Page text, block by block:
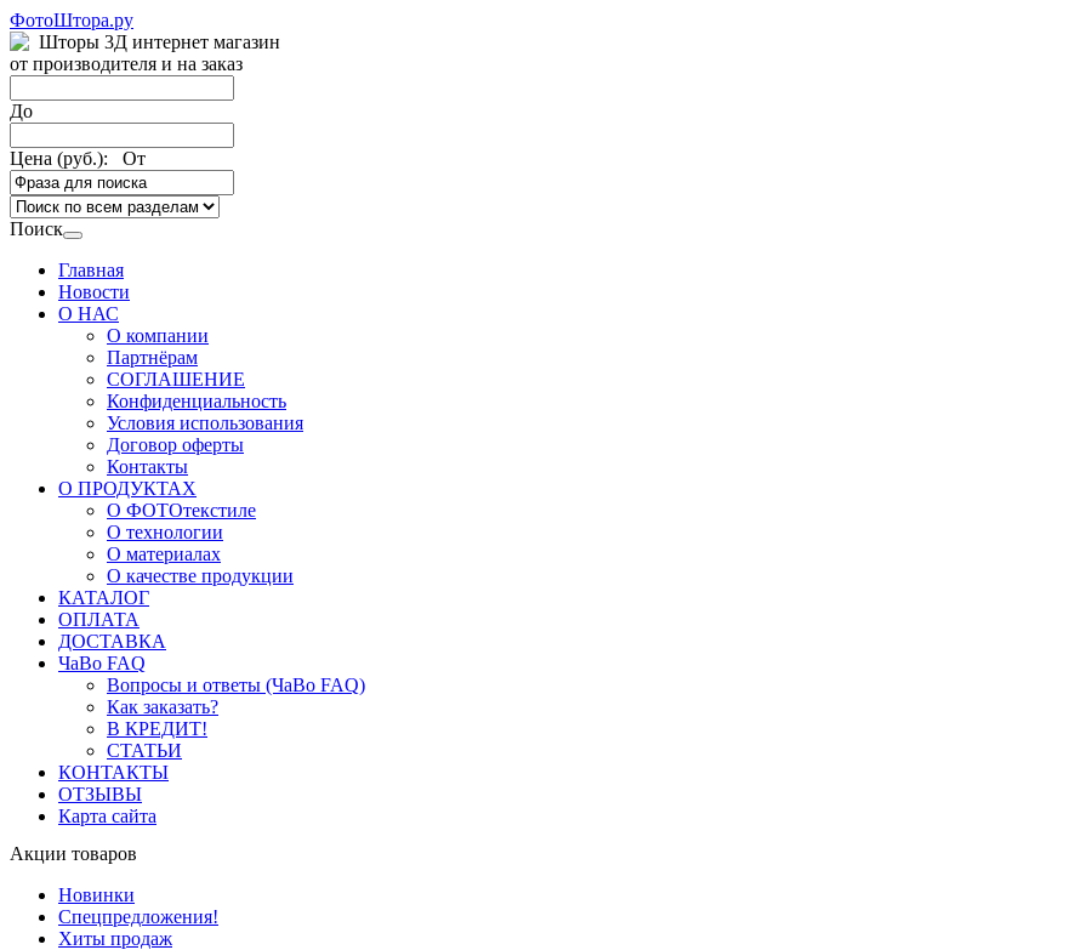
ФотоШтора.ру
Шторы 3Д интернет магазин
от производителя и на заказ
До
Цена (руб.): От
Поиск
Главная
Новости
О НАС
О компании
Партнёрам
СОГЛАШЕНИЕ
Конфиденциальность
Условия использования
Договор оферты
Контакты
О ПРОДУКТАХ
О ФОТОтекстиле
О технологии
О материалах
О качестве продукции
КАТАЛОГ
ОПЛАТА
ДОСТАВКА
ЧаВо FAQ
Вопросы и ответы (ЧаВо FAQ)
Как заказать?
В КРЕДИТ!
СТАТЬИ
КОНТАКТЫ
ОТЗЫВЫ
Карта сайта
Акции товаров
Новинки
Спецпредложения!
Хиты продаж